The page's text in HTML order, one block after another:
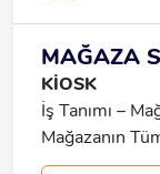
Tercihen
Güler Yüzlü
Vardiyalı
Yemek + Yol
Yükselme
MAĞAZA
KİOSK
İş Tanımı –
Mağazanın
Günlük Satış